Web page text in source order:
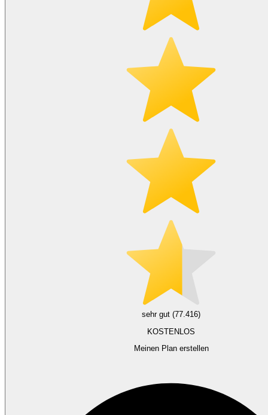
sehr gut (77.416)
KOSTENLOS
Meinen Plan erstellen